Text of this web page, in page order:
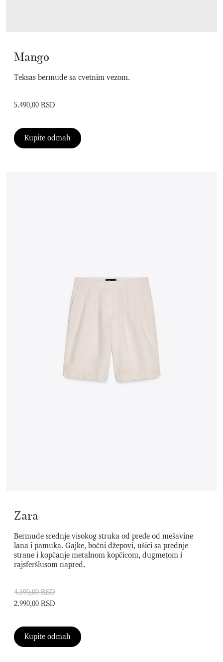
Mango
Teksas bermude sa cvetnim vezom.
5.490,00 RSD
Kupite odmah
Zara
Bermude srednje visokog struka od pređe od mešavine
lana i pamuka. Gajke, bočni džepovi, ušici sa prednje
strane i kopčanje metalnom kopčicom, dugmetom i
rajsferšlusom napred.
4.590,00 RSD
2.990,00 RSD
Kupite odmah